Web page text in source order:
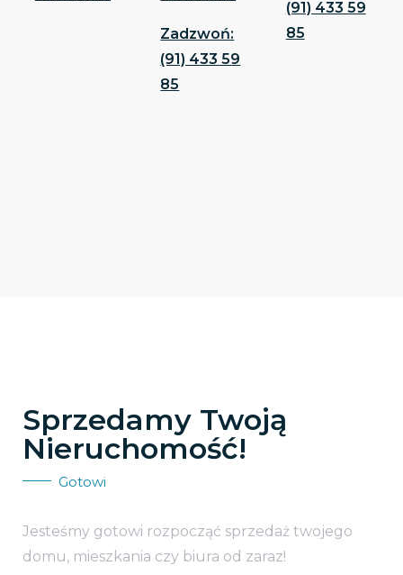
Zadzwoń:
(91) 433 59
85
(91) 433 59
85
Sprzedamy Twoją
Nieruchomość!
Gotowi
Jesteśmy gotowi rozpocząć sprzedaż twojego
domu, mieszkania czy biura od zaraz!